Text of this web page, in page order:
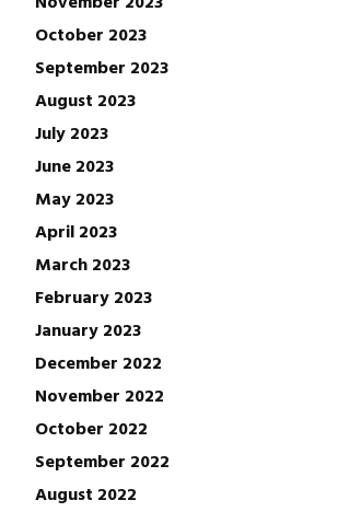
October 2023
September 2023
August 2023
July 2023
June 2023
May 2023
April 2023
March 2023
February 2023
January 2023
December 2022
November 2022
October 2022
September 2022
August 2022